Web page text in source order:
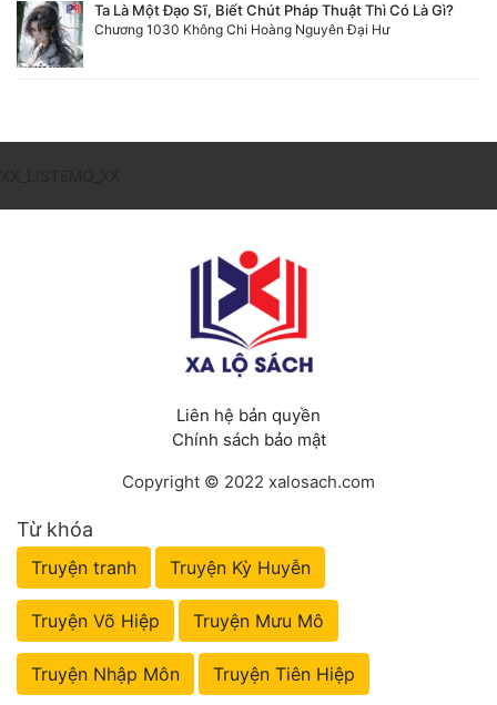
Ta Là Một Đạo Sĩ, Biết Chút Pháp Thuật Thì Có Là Gì?
Chương 1030 Không Chi Hoàng Nguyên Đại Hư
Liên hệ bản quyền
Chính sách bảo mật
Copyright © 2022 xalosach.com
Từ khóa
Truyện tranh Truyện Kỳ Huyễn
Truyện Võ Hiệp Truyện Mưu Mô
Truyện Nhập Môn Truyện Tiên Hiệp